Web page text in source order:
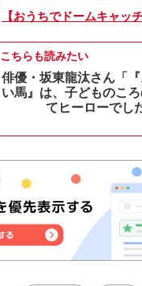
こちらも読みたい
俳優・坂東龍汰さん「
い馬』は、子どものこ
てヒーローでし